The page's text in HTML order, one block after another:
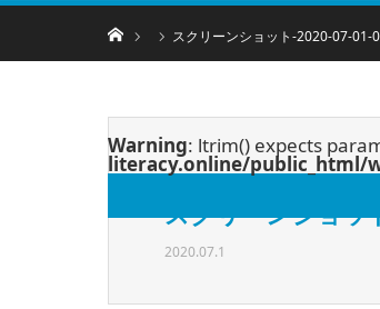
ホーム スクリーンショット-2020-07-01-
Warning: ltrim() expects
literacy.online/public_html/
スクリーンショッ
2020.07.1